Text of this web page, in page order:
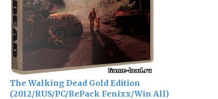
The Walking Dead Gold Edition
(2012/RUS/PC/RePack Fenixx/Win All)